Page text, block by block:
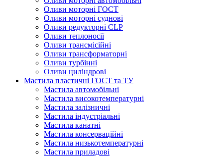
Оливи моторні ГОСТ
Оливи моторні суднові
Оливи редукторні CLP
Оливи теплоносії
Оливи трансмісійні
Оливи трансформаторні
Оливи турбінні
Оливи циліндрові
Мастила пластичні ГОСТ та ТУ
Мастила автомобільні
Мастила високотемпературні
Мастила залізничні
Мастила індустріальні
Мастила канатні
Мастила консерваційні
Мастила низькотемпературні
Мастила приладові